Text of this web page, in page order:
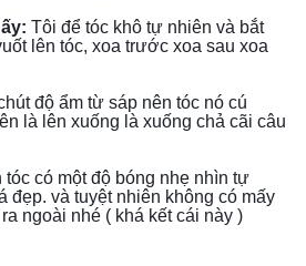
Tôi để tóc khô tự nhiên và bắt
lên tóc, xoa trước xoa sau xoa
độ ẩm từ sáp nên tóc nó cú
là lên xuống là xuống chả cãi câu
có một độ bóng nhẹ nhìn tự
đẹp. và tuyệt nhiên không có mấy
ngoài nhé ( khá kết cái này )